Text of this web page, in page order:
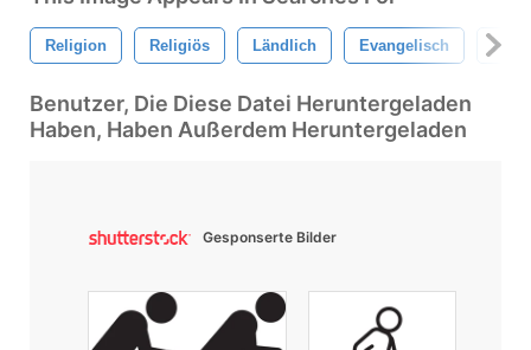
Religion Religiös Ländlich Evangelisch Alt
Benutzer, Die Diese Datei Heruntergeladen
Haben, Haben Außerdem Heruntergeladen
Gesponserte Bilder